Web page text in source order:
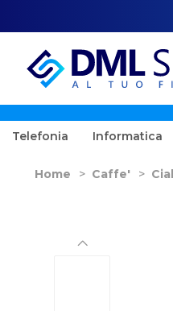
Telefonia Informatica
Home > Caffe' >